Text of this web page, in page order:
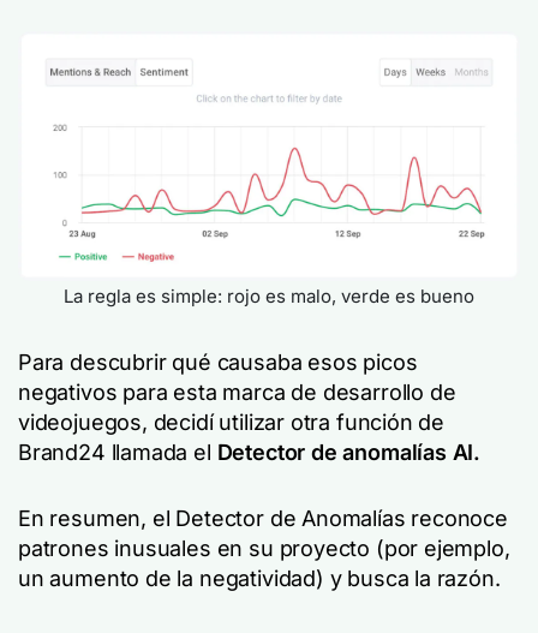
La regla es simple: rojo es malo, verde es bueno
Para descubrir qué causaba esos picos
negativos para esta marca de desarrollo de
videojuegos, decidí utilizar otra función de
Brand24 llamada el Detector de anomalías AI.
En resumen, el Detector de Anomalías reconoce
patrones inusuales en su proyecto (por ejemplo,
un aumento de la negatividad) y busca la razón.